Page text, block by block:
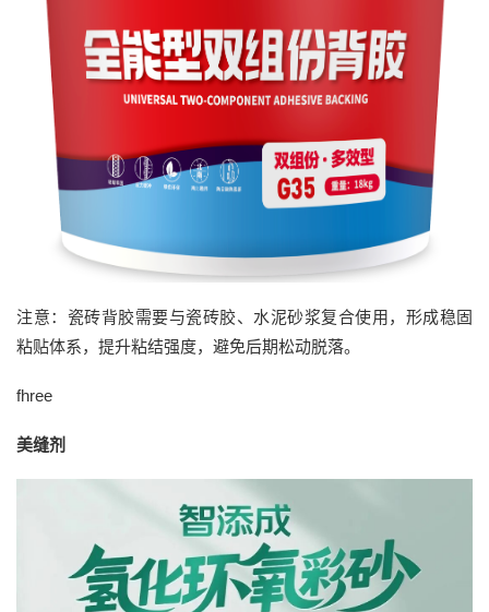
注意：瓷砖背胶需要与瓷砖胶、水泥砂浆复合使用，形成稳固
粘贴体系，提升粘结强度，避免后期松动脱落。
fhree
美缝剂